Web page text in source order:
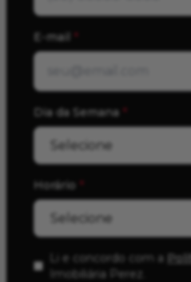
E-mail *
Dia da Semana *
Horário *
Li e concordo com a
Imobiliária Perez